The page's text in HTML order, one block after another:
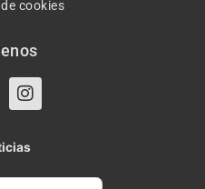
cookies
I
n
t
a
g